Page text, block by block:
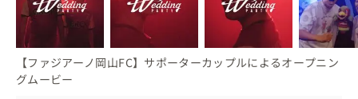
【ファジアーノ岡山FC】サポーターカップルによるオープニン
グムービー